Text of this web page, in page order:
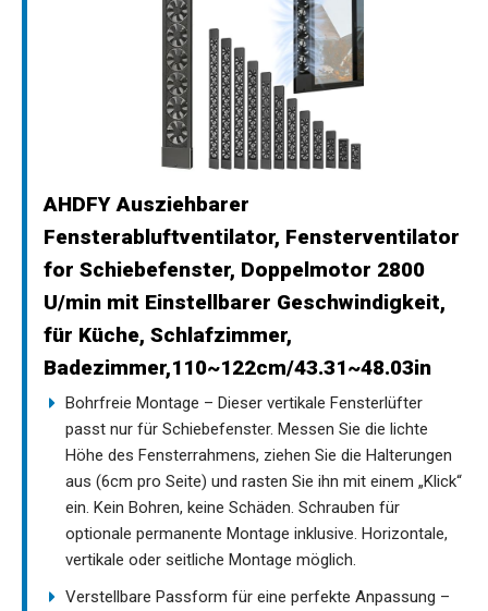
AHDFY Ausziehbarer
Fensterabluftventilator, Fensterventilator
for Schiebefenster, Doppelmotor 2800
U/min mit Einstellbarer Geschwindigkeit,
für Küche, Schlafzimmer,
Badezimmer,110~122cm/43.31~48.03in
Bohrfreie Montage – Dieser vertikale Fensterlüfter
passt nur für Schiebefenster. Messen Sie die lichte
Höhe des Fensterrahmens, ziehen Sie die Halterungen
aus (6cm pro Seite) und rasten Sie ihn mit einem „Klick“
ein. Kein Bohren, keine Schäden. Schrauben für
optionale permanente Montage inklusive. Horizontale,
vertikale oder seitliche Montage möglich.
Verstellbare Passform für eine perfekte Anpassung –